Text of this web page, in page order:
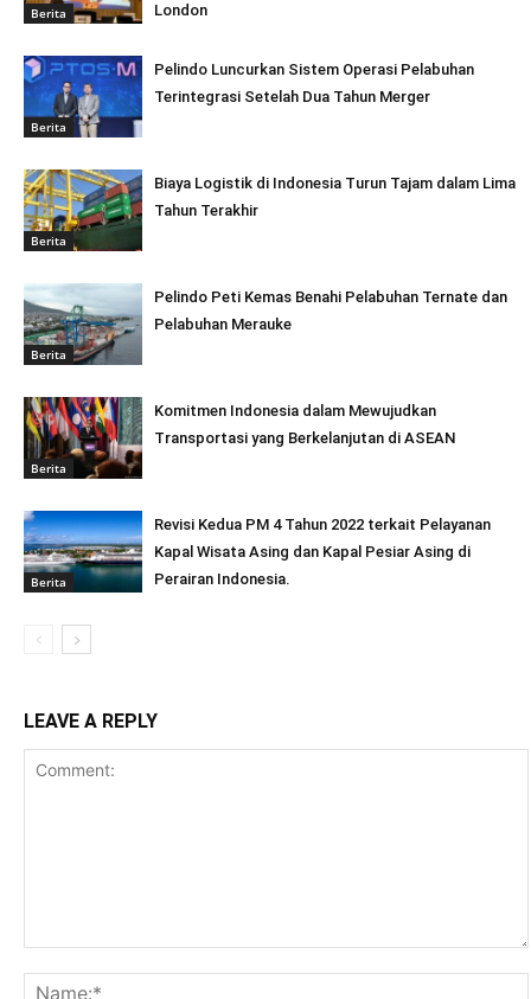
Berita
London
Berita
Pelindo Luncurkan Sistem Operasi Pelabuhan
Terintegrasi Setelah Dua Tahun Merger
Berita
Biaya Logistik di Indonesia Turun Tajam dalam Lima
Tahun Terakhir
Berita
Pelindo Peti Kemas Benahi Pelabuhan Ternate dan
Pelabuhan Merauke
Berita
Komitmen Indonesia dalam Mewujudkan
Transportasi yang Berkelanjutan di ASEAN
Berita
Revisi Kedua PM 4 Tahun 2022 terkait Pelayanan
Kapal Wisata Asing dan Kapal Pesiar Asing di
Perairan Indonesia.
LEAVE A REPLY